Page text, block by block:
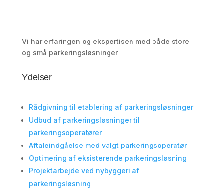
Vi har erfaringen og ekspertisen med både store
og små parkeringsløsninger
Ydelser
Rådgivning til etablering af parkeringsløsninger
Udbud af parkeringsløsninger til
parkeringsoperatører
Aftaleindgåelse med valgt parkeringsoperatør
Optimering af eksisterende parkeringsløsning
Projektarbejde ved nybyggeri af
parkeringsløsning